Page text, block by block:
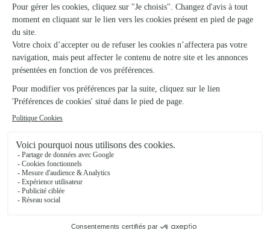
Boule de Mousse
★★ ★★★ 3.8 (70)
26, allée de la Corderie
Voir la boutique